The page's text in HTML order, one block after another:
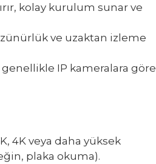
kolay kurulum sunar ve
ve uzaktan izleme
genellikle IP kameralara göre
4K veya daha yüksek
plaka okuma).